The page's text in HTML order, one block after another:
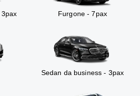
Furgone - 7pax
Sedan da business - 3pax